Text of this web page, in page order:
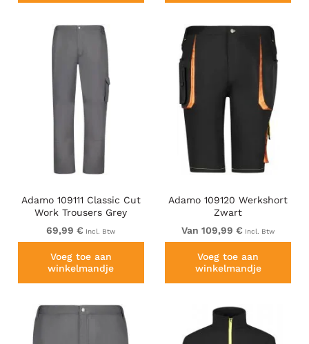
Adamo 109111 Classic Cut
Work Trousers Grey
69,99 € Incl. Btw
Voeg toe aan
winkelmandje
Adamo 109120 Werkshort
Zwart
Van 109,99 € Incl. Btw
Voeg toe aan
winkelmandje